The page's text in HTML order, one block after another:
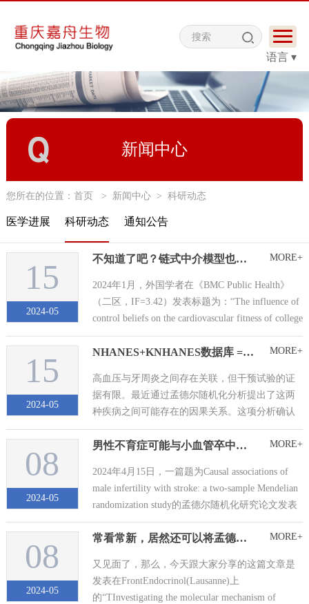
语言 ▾
新闻中心
您所在的位置： 首页> 新闻中心> 科研动态
医学进展 科研动态 通知公告
15
2024-05
不知道了吧？链式中介模型也能发二区 MORE+
2024年1月，外国学者在《BMC Public Health》
（二区，IF=3.42）发表标题为：“The influence of
control beliefs on the cardiovascular fitness of college
students: the chain m...
15
2024-05
NHANES+KNHANES数据库 = 二区文章，赶紧学起来 MORE+
高血压与牙周炎之间存在关联，但干预试验的证
据有限。最近通过孟德尔随机化分析提出了这两
种疾病之间可能存在的因果关系。这项分析确认
了英国一项大型人群研究中，与牙周炎相关的遗
传变异与血压表型升高之间存在联系。然而，这
细菌负担是否可能起突出作用的问题。考虑到...
08
2024-05
男性不育症可能与小血管卒中风险降低相关：孟德尔随机化研究的发现 MORE+
2024年4月15日，一篇题为Causal associations of
male infertility with stroke: a two-sample Mendelian
randomization study的孟德尔随机化研究论文发表
于《Front Endocrinol》，作者为...
08
2024-05
常看常新，居然还可以将孟德尔随机化与分子对接技术相结合！ MORE+
又见面了，那么，今天跟大家分享的这篇文章是
发表在FrontEndocrinol(Lausanne)上
的“TInvestigating the molecular mechanism of